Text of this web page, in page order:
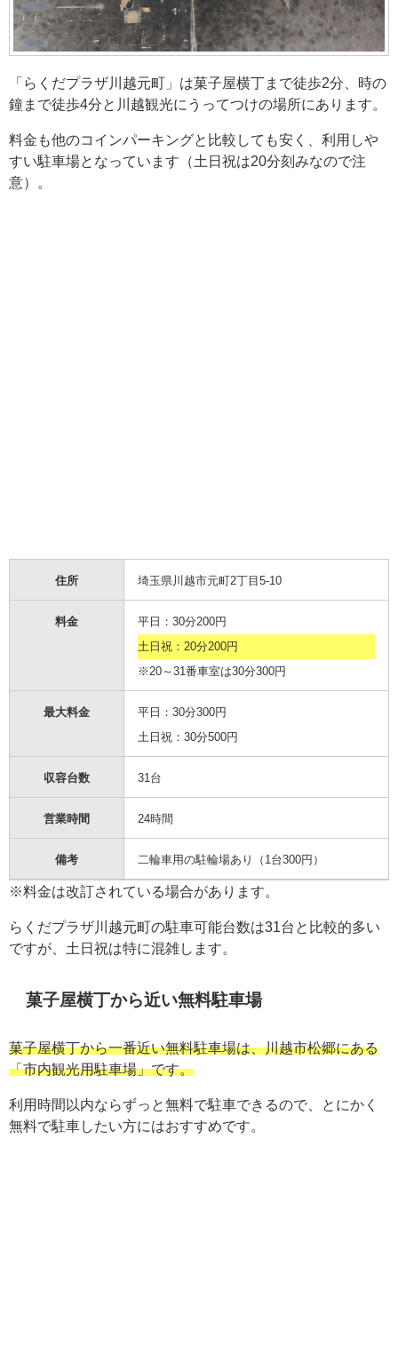
「らくだプラザ川越元町」は菓子屋横丁まで徒歩2分、時の
鐘まで徒歩4分と川越観光にうってつけの場所にあります。
料金も他のコインパーキングと比較しても安く、利用しや
すい駐車場となっています（土日祝は20分刻みなので注
意）。
住所 埼玉県川越市元町2丁目5-10
料金 平日：30分200円
土日祝：20分200円
※20～31番車室は30分300円
最大料金 平日：30分300円
土日祝：30分500円
収容台数 31台
営業時間 24時間
備考 二輪車用の駐輪場あり（1台300円）
※料金は改訂されている場合があります。
らくだプラザ川越元町の駐車可能台数は31台と比較的多い
ですが、土日祝は特に混雑します。
菓子屋横丁から近い無料駐車場
菓子屋横丁から一番近い無料駐車場は、川越市松郷にある
「市内観光用駐車場」です。
利用時間以内ならずっと無料で駐車できるので、とにかく
無料で駐車したい方にはおすすめです。